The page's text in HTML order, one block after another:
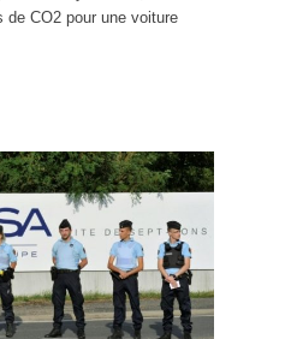
de CO2 pour une voiture